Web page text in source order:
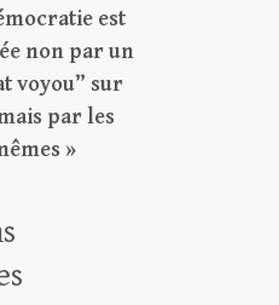
est
non par un
voyou” sur
par les
»